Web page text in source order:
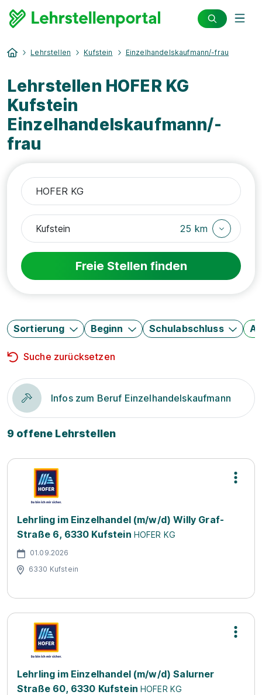
Lehrstellen Kufstein Einzelhandelskaufmann/-frau
Lehrstellen HOFER KG
Kufstein
Einzelhandelskaufmann/-
frau
25 km
Freie Stellen finden
Sortierung Beginn Schulabschluss
Suche zurücksetzen
Infos zum Beruf Einzelhandelskaufmann
9 offene Lehrstellen
Lehrling im Einzelhandel (m/w/d) Willy Graf-
Straße 6, 6330 Kufstein HOFER KG
01.09.2026
6330 Kufstein
Lehrling im Einzelhandel (m/w/d) Salurner
Straße 60, 6330 Kufstein HOFER KG